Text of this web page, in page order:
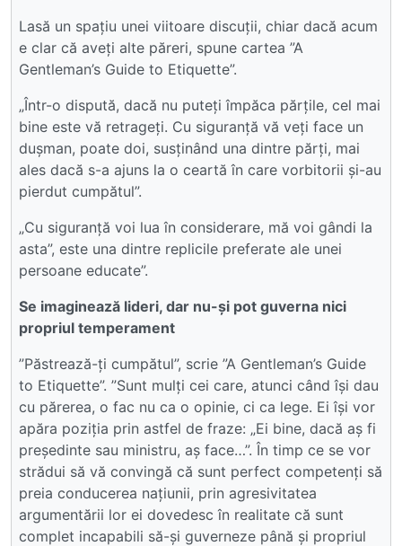
Lasă un spațiu unei viitoare discuții, chiar dacă acum
e clar că aveți alte păreri, spune cartea ”A
Gentleman’s Guide to Etiquette”.
„Într-o dispută, dacă nu puteți împăca părțile, cel mai
bine este vă retrageți. Cu siguranță vă veți face un
dușman, poate doi, susținând una dintre părți, mai
ales dacă s-a ajuns la o ceartă în care vorbitorii și-au
pierdut cumpătul”.
„Cu siguranță voi lua în considerare, mă voi gândi la
asta”, este una dintre replicile preferate ale unei
persoane educate”.
Se imaginează lideri, dar nu-și pot guverna nici
propriul temperament
”Păstrează-ți cumpătul”, scrie ”A Gentleman’s Guide
to Etiquette”. ”Sunt mulți cei care, atunci când își dau
cu părerea, o fac nu ca o opinie, ci ca lege. Ei își vor
apăra poziția prin astfel de fraze: „Ei bine, dacă aș fi
președinte sau ministru, aș face…”. În timp ce se vor
strădui să vă convingă că sunt perfect competenți să
preia conducerea națiunii, prin agresivitatea
argumentării lor ei dovedesc în realitate că sunt
complet incapabili să-și guverneze până și propriul